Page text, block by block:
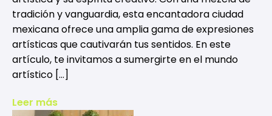
tradición y vanguardia, esta encantadora ciudad
mexicana ofrece una amplia gama de expresiones
artísticas que cautivarán tus sentidos. En este
artículo, te invitamos a sumergirte en el mundo
artístico […]
Leer más